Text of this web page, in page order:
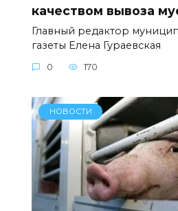
качеством вывоза
Главный редактор
газеты Елена Гураевская
0 170
НОВОСТИ